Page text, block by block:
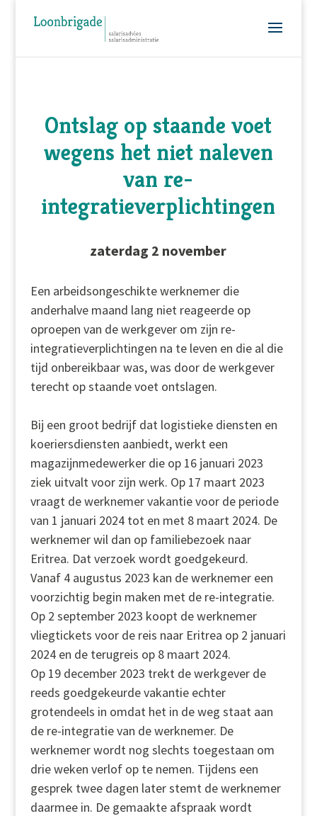
Ontslag op staande voet
wegens het niet naleven
van re-
integratieverplichtingen
zaterdag 2 november
Een arbeidsongeschikte werknemer die
anderhalve maand lang niet reageerde op
oproepen van de werkgever om zijn re-
integratieverplichtingen na te leven en die al die
tijd onbereikbaar was, was door de werkgever
terecht op staande voet ontslagen.
Bij een groot bedrijf dat logistieke diensten en
koeriersdiensten aanbiedt, werkt een
magazijnmedewerker die op 16 januari 2023
ziek uitvalt voor zijn werk. Op 17 maart 2023
vraagt de werknemer vakantie voor de periode
van 1 januari 2024 tot en met 8 maart 2024. De
werknemer wil dan op familiebezoek naar
Eritrea. Dat verzoek wordt goedgekeurd.
Vanaf 4 augustus 2023 kan de werknemer een
voorzichtig begin maken met de re-integratie.
Op 2 september 2023 koopt de werknemer
vliegtickets voor de reis naar Eritrea op 2 januari
2024 en de terugreis op 8 maart 2024.
Op 19 december 2023 trekt de werkgever de
reeds goedgekeurde vakantie echter
grotendeels in omdat het in de weg staat aan
de re-integratie van de werknemer. De
werknemer wordt nog slechts toegestaan om
drie weken verlof op te nemen. Tijdens een
gesprek twee dagen later stemt de werknemer
daarmee in. De gemaakte afspraak wordt